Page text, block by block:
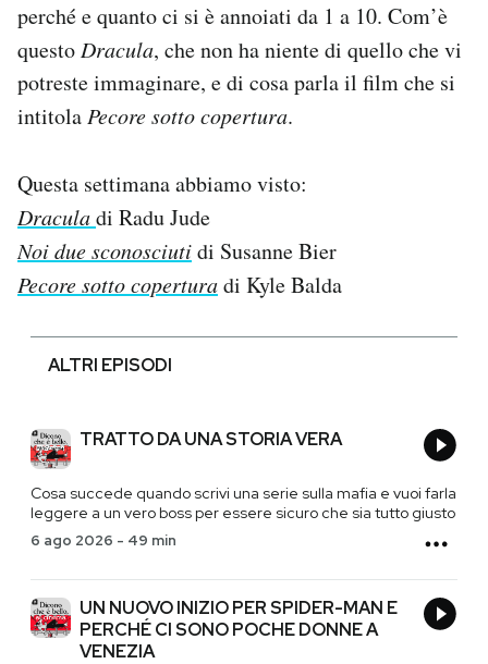
Entra
perché e quanto ci si è annoiati da 1 a 10. Com’è
questo Dracula, che non ha niente di quello che vi
potreste immaginare, e di cosa parla il film che si
intitola Pecore sotto copertura.
Questa settimana abbiamo visto:
Draculadi Radu Jude
Noi due sconosciutidi Susanne Bier
Pecore sotto coperturadi Kyle Balda
ALTRI EPISODI
TRATTO DA UNA STORIA VERA
Cosa succede quando scrivi una serie sulla mafia e vuoi farla
leggere a un vero boss per essere sicuro che sia tutto giusto
6 ago 2026 - 49 min
UN NUOVO INIZIO PER SPIDER-MAN E
PERCHÉ CI SONO POCHE DONNE A
VENEZIA